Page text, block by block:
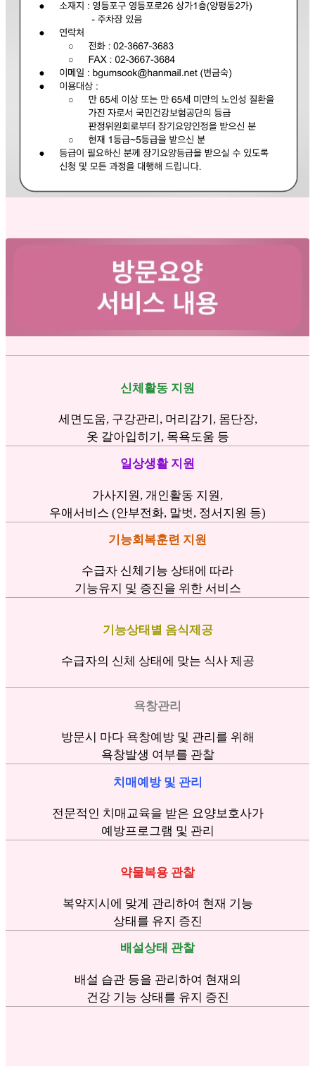
신체활동 지원
세면도움, 구강관리, 머리감기, 몸단장,
옷 갈아입히기, 목욕도움 등
일상생활 지원
가사지원, 개인활동 지원,
우애서비스 (안부전화, 말벗, 정서지원 등)
기능회복훈련 지원
수급자 신체기능 상태에 따라
기능유지 및 증진을 위한 서비스
기능상태별 음식제공
수급자의 신체 상태에 맞는 식사 제공
욕창관리
방문시 마다 욕창예방 및 관리를 위해
욕창발생 여부를 관찰
치매예방 및 관리
전문적인 치매교육을 받은 요양보호사가
예방프로그램 및 관리
약물복용 관찰
복약지시에 맞게 관리하여 현재 기능
상태를 유지 증진
배설상태 관찰
배설 습관 등을 관리하여 현재의
건강 기능 상태를 유지 증진